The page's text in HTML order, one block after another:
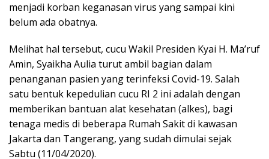
menjadi korban keganasan virus yang sampai kini
belum ada obatnya.
Melihat hal tersebut, cucu Wakil Presiden Kyai H. Ma’ruf
Amin, Syaikha Aulia turut ambil bagian dalam
penanganan pasien yang terinfeksi Covid-19. Salah
satu bentuk kepedulian cucu RI 2 ini adalah dengan
memberikan bantuan alat kesehatan (alkes), bagi
tenaga medis di beberapa Rumah Sakit di kawasan
Jakarta dan Tangerang, yang sudah dimulai sejak
Sabtu (11/04/2020).